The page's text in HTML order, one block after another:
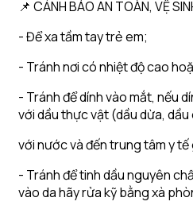
📌 CẢNH BÁO AN TOÀN, VỆ
- Để xa tầm tay trẻ em;
- Tránh nơi có nhiệt độ cao
- Tránh để dính vào mắt, nếu
với dầu thực vật (dầu dừa,
với nước và đến trung tâm y
- Tránh để tinh dầu nguyên
vào da hãy rửa kỹ bằng xà